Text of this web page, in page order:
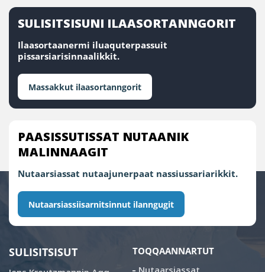
SULISITSISUNI ILAASORTANNGORIT
Ilaasortaanermi iluaquterpassuit
pissarsiarisinnaalikkit.
Massakkut ilaasortanngorit
PAASISSUTISSAT NUTAANIK
MALINNAAGIT
Nutaarsiassat nutaajunerpaat nassiussariarikkit.
Nutaarsiassiisarnitsinnut ilanngugit
SULISITSISUT
TOQQAANNARTUT
Nutaarsiassat